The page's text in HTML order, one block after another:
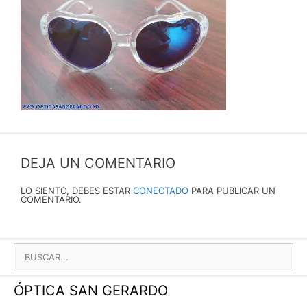
DEJA UN COMENTARIO
LO SIENTO, DEBES ESTAR CONECTADO PARA PUBLICAR UN
COMENTARIO.
BUSCAR:
ÓPTICA SAN GERARDO